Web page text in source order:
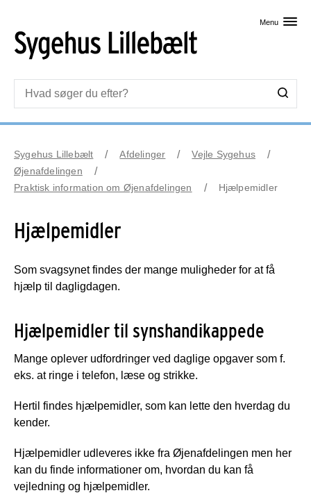
Menu
Sygehus Lillebælt Afdelinger
Vejle Sygehus
Øjenafdelingen
Praktisk information om Øjenafdelingen
Hjælpemidler
Hjælpemidler
Som svagsynet findes der mange muligheder for at få
hjælp til dagligdagen.
Hjælpemidler til synshandikappede
Mange oplever udfordringer ved daglige opgaver som f.
eks. at ringe i telefon, læse og strikke.
Hertil findes hjælpemidler, som kan lette den hverdag du
kender.
Hjælpemidler udleveres ikke fra Øjenafdelingen men her
kan du finde informationer om, hvordan du kan få
vejledning og hjælpemidler.